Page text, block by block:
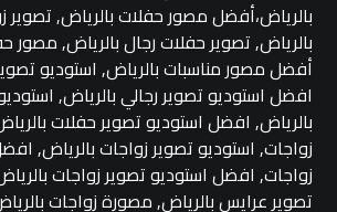
بالرياض،أفضل مصور حفلات بالرياض, تصوير
بالرياض, تصوير حفلات رجال بالرياض, مصور
أفضل مصور مناسبات بالرياض, استوديو
افضل استوديو تصوير رجالي بالرياض,
بالرياض, افضل استوديو تصوير حفلات
زواجات, استوديو تصوير زواجات بالرياض,
زواجات, افضل استوديو تصوير زواجات
تصوير عرايس بالرياض, مصورة زواجات